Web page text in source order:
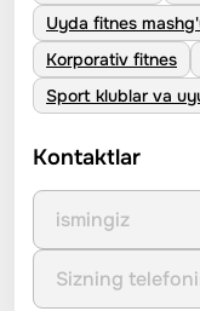
Uyda fitnes
Korporativ fitnes
Sport klublar va
Kontaktlar